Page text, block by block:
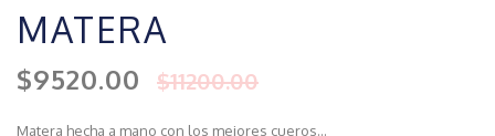
MATERA
$9520.00 $11200.00
Matera hecha a mano con los mejores cueros...